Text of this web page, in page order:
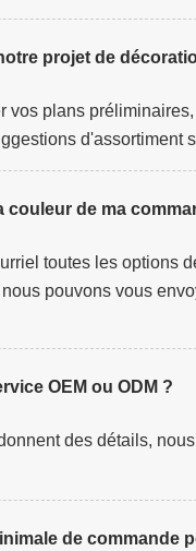
projet de
vos plans
d'assortiment
couleur de ma
toutes les options
pouvons vous
OEM ou ODM ?
des détails,
de commande